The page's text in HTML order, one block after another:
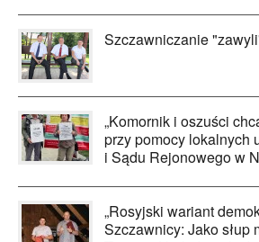
Szczawniczanie
„Komornik i oszuści
przy pomocy lokalnych
i Sądu Rejonowego w
„Rosyjski wariant
Szczawnicy: Jako słup